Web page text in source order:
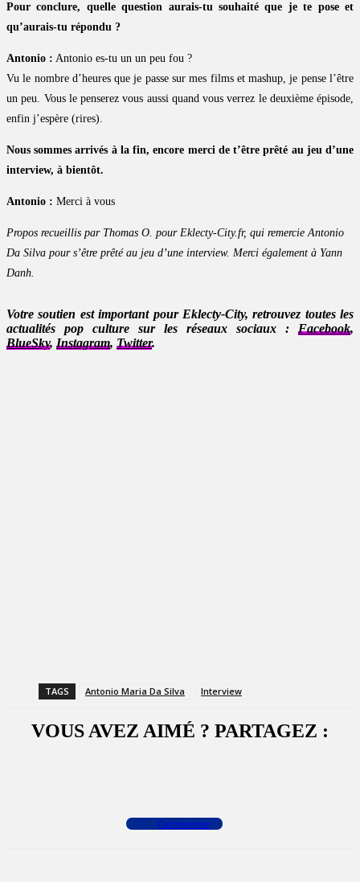
Pour conclure, quelle question aurais-tu souhaité que je te pose et
qu’aurais-tu répondu ?
Antonio : Antonio es-tu un un peu fou ?
Vu le nombre d’heures que je passe sur mes films et mashup, je pense l’être
un peu. Vous le penserez vous aussi quand vous verrez le deuxième épisode,
enfin j’espère (rires).
Nous sommes arrivés à la fin, encore merci de t’être prêté au jeu d’une
interview, à bientôt.
Antonio : Merci à vous
Propos recueillis par Thomas O. pour Eklecty-City.fr, qui remercie Antonio
Da Silva pour s’être prêté au jeu d’une interview. Merci également à Yann
Danh.
Votre soutien est important pour Eklecty-City, retrouvez toutes les
actualités pop culture sur les réseaux sociaux : Facebook,
BlueSky, Instagram, Twitter.
TAGS Antonio Maria Da Silva Interview
VOUS AVEZ AIMÉ ? PARTAGEZ :
Commenter